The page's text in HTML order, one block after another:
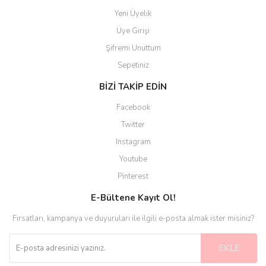
Yeni Üyelik
Üye Girişi
Şifremi Unuttum
Sepetiniz
BİZİ TAKİP EDİN
Facebook
Twitter
Instagram
Youtube
Pinterest
E-Bültene Kayıt Ol!
Fırsatları, kampanya ve duyuruları ile ilgili e-posta almak ister misiniz?
EKLE